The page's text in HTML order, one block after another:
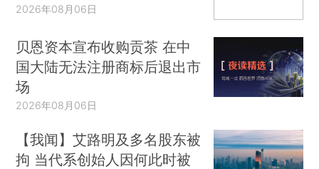
2026年08月06日
贝恩资本宣布收购贡茶 在中
国大陆无法注册商标后退出市
场
2026年08月06日
【我闻】艾路明及多名股东被
拘 当代系创始人因何此时被